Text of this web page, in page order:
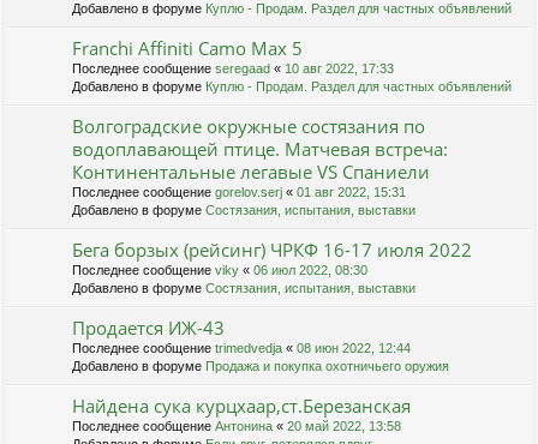
Добавлено в форуме Куплю - Продам. Раздел для частных объявлений
Franchi Affiniti Camo Max 5
Последнее сообщение seregaad « 10 авг 2022, 17:33
Добавлено в форуме Куплю - Продам. Раздел для частных объявлений
Волгоградские окружные состязания по
водоплавающей птице. Матчевая встреча:
Континентальные легавые VS Спаниели
Последнее сообщение gorelov.serj « 01 авг 2022, 15:31
Добавлено в форуме Состязания, испытания, выставки
Бега борзых (рейсинг) ЧРКФ 16-17 июля 2022
Последнее сообщение viky « 06 июл 2022, 08:30
Добавлено в форуме Состязания, испытания, выставки
Продается ИЖ-43
Последнее сообщение trimedvedja « 08 июн 2022, 12:44
Добавлено в форуме Продажа и покупка охотничьего оружия
Найдена сука курцхаар,ст.Березанская
Последнее сообщение Антонина « 20 май 2022, 13:58